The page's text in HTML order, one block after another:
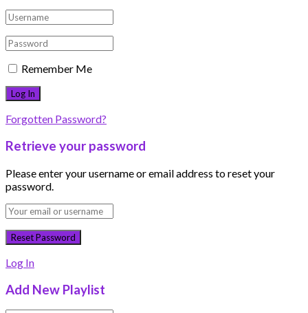
Remember Me
Forgotten Password?
Retrieve your password
Please enter your username or email address to reset your
password.
Log In
Add New Playlist